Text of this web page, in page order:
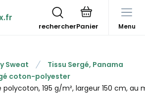
rechercher Menu
Sweat
Tissu Sergé, Panama
coton-polyester
polycoton, 195 g/m², largeur 150 cm, au